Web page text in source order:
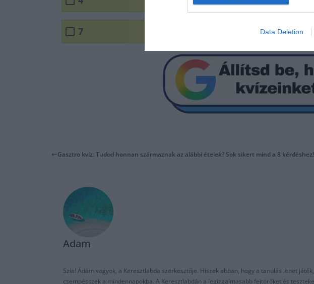
Data Deletion
7
Gasztro kvíz: Tudod honnan származnak az alábbi ételek? Sok sikert mind a 8 kérdéshez!
Adam
Szia! Ádám vagyok, a Keresztlabda szerkesztője. Hiszek abban, hogy a tanulás lehet
csempésszek a mindennapokba. A Keresztlabdán a legizgalmasabb fejtörőket és